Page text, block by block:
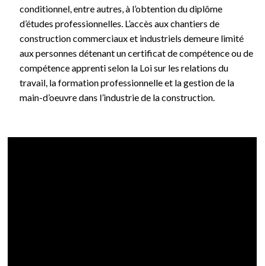
conditionnel, entre autres, à l’obtention du diplôme
d’études professionnelles. L’accès aux chantiers de
construction commerciaux et industriels demeure limité
aux personnes détenant un certificat de compétence ou de
compétence apprenti selon la Loi sur les relations du
travail, la formation professionnelle et la gestion de la
main-d’oeuvre dans l’industrie de la construction.